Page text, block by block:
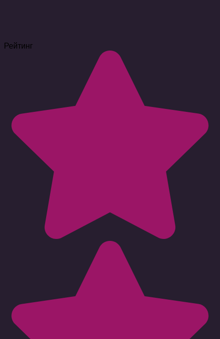
Рейтинг